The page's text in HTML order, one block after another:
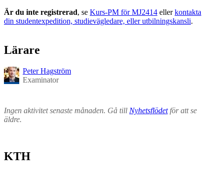
Är du inte registrerad, se Kurs-PM för MJ2414 ellerkontakta
din studentexpedition, studievägledare, eller utbilningskansli.
Lärare
Peter Hagström
Examinator
Ingen aktivitet senaste månaden. Gå till Nyhetsflödetför att se
äldre.
KTH